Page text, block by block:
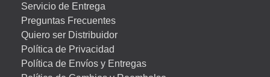
Servicio de Entrega
Preguntas Frecuentes
Quiero ser Distribuidor
Política de Privacidad
Política de Envíos y Entregas